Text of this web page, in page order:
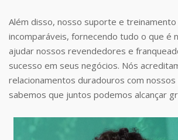
Além disso, nosso suporte e treinamento
incomparáveis, fornecendo tudo o que é
ajudar nossos revendedores e
sucesso em seus negócios. Nós
relacionamentos duradouros com
sabemos que juntos podemos alcançar